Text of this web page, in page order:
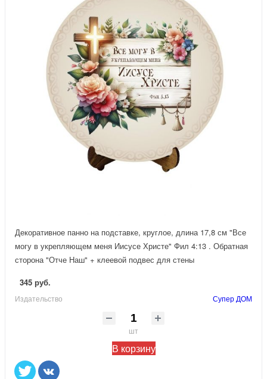
Декоративное панно на подставке, круглое, длина 17,8 см "Все
могу в укрепляющем меня Иисусе Христе" Фил 4:13 . Обратная
сторона "Отче Наш" + клеевой подвес для стены
345 руб.
Издательство Супер ДОМ
шт
В корзину